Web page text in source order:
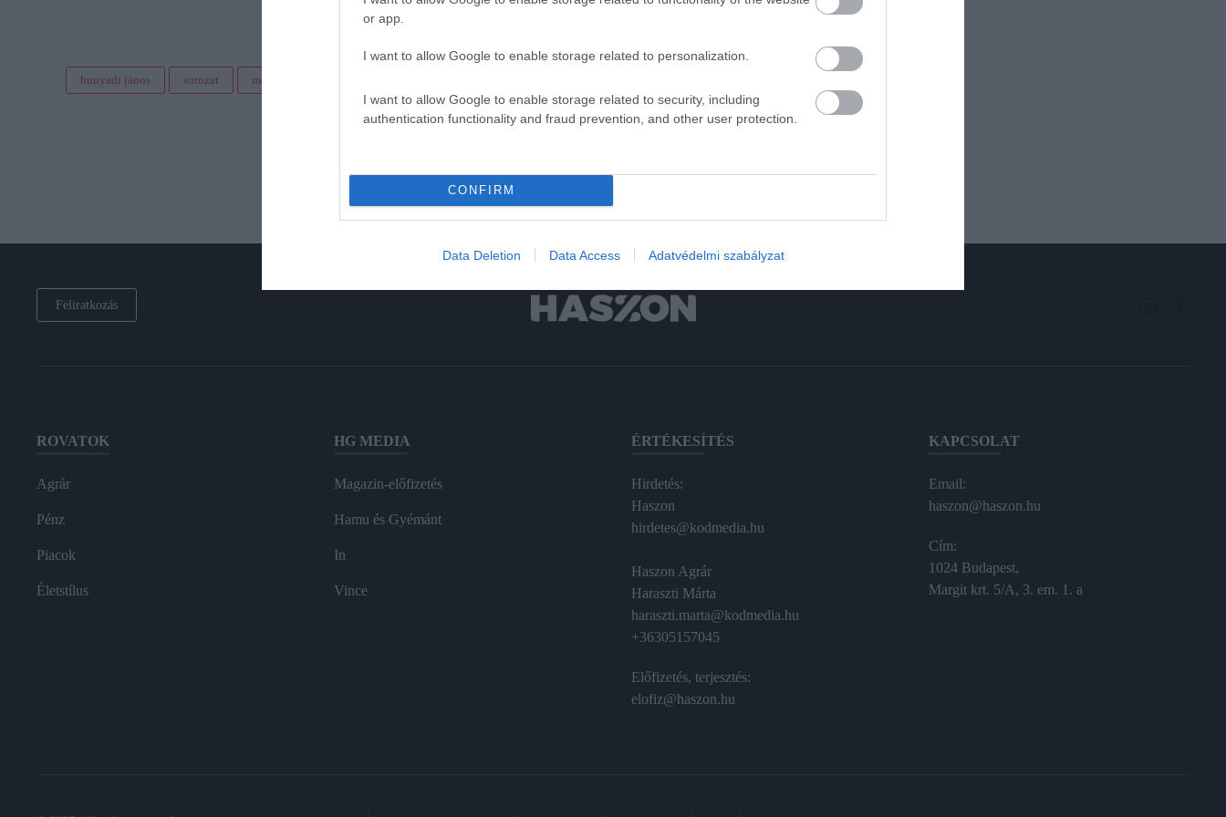
or app.
I want to allow Google to enable storage related to personalization.
I want to allow Google to enable storage related to security, including
authentication functionality and fraud prevention, and other user protection.
CONFIRM
Data Deletion Data Access Adatvédelmi szabályzat
hunyadi jános sorozat mozi
rectangle
Feliratkozás
ROVATOK
Agrár
Pénz
Piacok
Életstílus
HG MEDIA
Magazin-előfizetés
Hamu és Gyémánt
In
Vince
ÉRTÉKESÍTÉS
Hirdetés:
Haszon
hirdetes@kodmedia.hu
Haszon Agrár
Haraszti Márta
haraszti.marta@kodmedia.hu
+36305157045
Előfizetés, terjesztés:
elofiz@haszon.hu
KAPCSOLAT
Email:
haszon@haszon.hu
Cím:
1024 Budapest,
Margit krt. 5/A, 3. em. 1. a